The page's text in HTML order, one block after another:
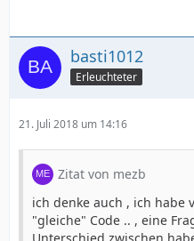
basti1012
Erleuchteter
21. Juli 2018 um 14:16
Zitat von mezb
ich denke auch , ich habe
"gleiche" Code .. , eine